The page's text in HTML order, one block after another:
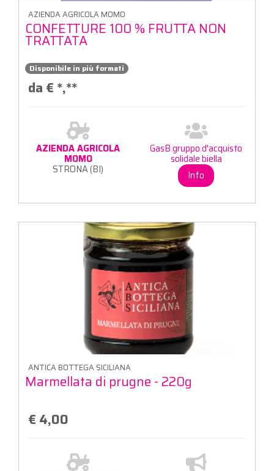
AZIENDA AGRICOLA MOMO
CONFETTURE 100 % FRUTTA NON
TRATTATA
Disponibile in più formati
da € *,**
AZIENDA AGRICOLA
MOMO
STRONA (BI)
GasB gruppo d'acquisto
solidale biella
Info
ANTICA BOTTEGA SICILIANA
Marmellata di prugne - 220g
€ 4,00